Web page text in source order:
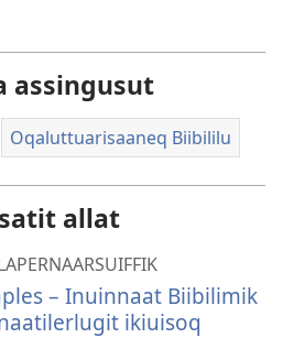
assingusut
Oqaluttuarisaaneq Biibililu
allat
– Inuinnaat Biibilimik
ikiuisoq